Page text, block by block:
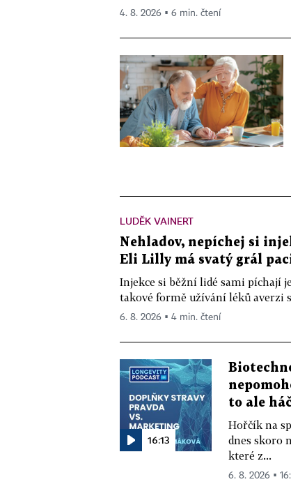
4. 8. 2026 ▪ 6 min. čtení
LUDĚK VAINERT
Nehladov, nepíchej si
Eli Lilly má svatý grál
Injekce si běžní lidé sami píchají
takové formě užívání léků averzi
6. 8. 2026 ▪ 4 min. čtení
16:13
to ale
Hořčík na
dnes skoro
které z...
6. 8. 2026 ▪